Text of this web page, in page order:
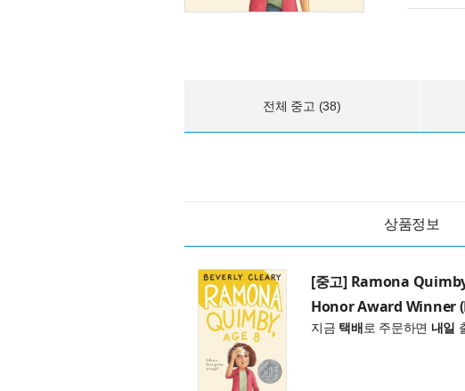
전체 중고 (38)
상품정보
[중고] Ramona
Honor Award Winner
지금 택배로 주문하면 내일